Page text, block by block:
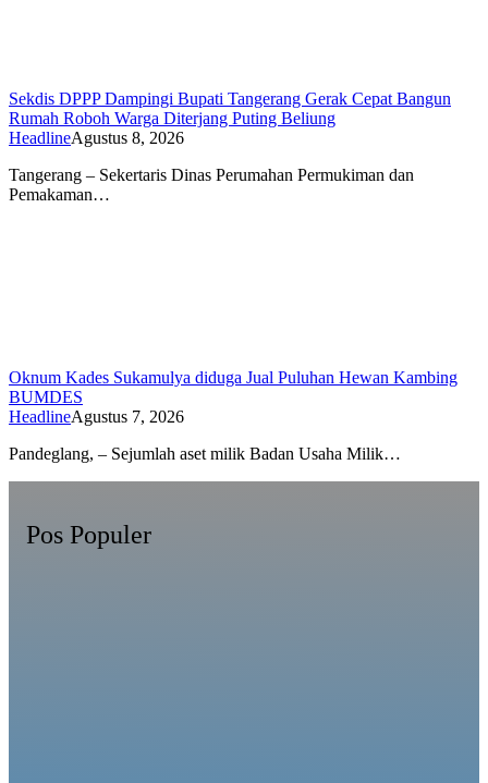
Sekdis DPPP Dampingi Bupati Tangerang Gerak Cepat Bangun
Rumah Roboh Warga Diterjang Puting Beliung
HeadlineAgustus 8, 2026
Tangerang – Sekertaris Dinas Perumahan Permukiman dan
Pemakaman…
Oknum Kades Sukamulya diduga Jual Puluhan Hewan Kambing
BUMDES
HeadlineAgustus 7, 2026
Pandeglang, – Sejumlah aset milik Badan Usaha Milik…
Pos Populer